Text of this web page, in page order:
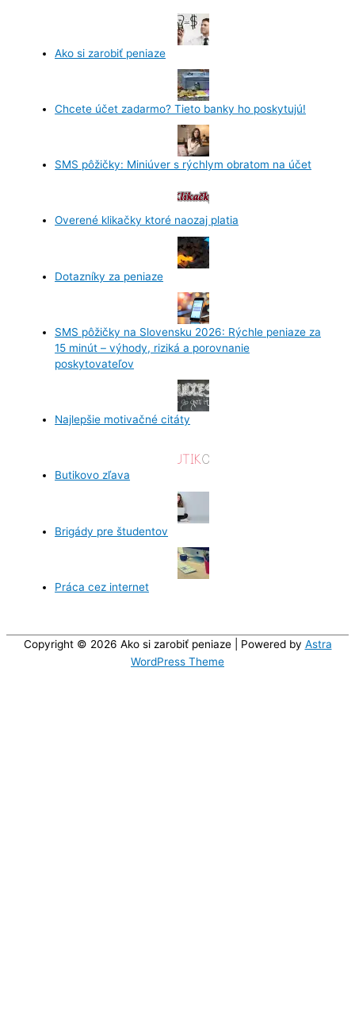
Ako si zarobiť peniaze
Chcete účet zadarmo? Tieto banky ho poskytujú!
SMS pôžičky: Miniúver s rýchlym obratom na účet
Overené klikačky ktoré naozaj platia
Dotazníky za peniaze
SMS pôžičky na Slovensku 2026: Rýchle peniaze za
15 minút – výhody, riziká a porovnanie
poskytovateľov
Najlepšie motivačné citáty
Butikovo zľava
Brigády pre študentov
Práca cez internet
Copyright © 2026 Ako si zarobiť peniaze| Powered by Astra
WordPress Theme